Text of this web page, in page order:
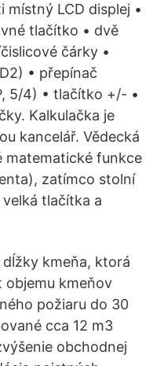
LCD displej •
tlačítko • dvě
čárky •
• přepínač
5/4) • tlačítko +/- •
Kalkulačka je
kancelář. Vědecká
matematické funkce
zatímco stolní
tlačítka a
kmeňa, ktorá
objemu kmeňov
požiaru do 30
cca 12 m3
obchodnej